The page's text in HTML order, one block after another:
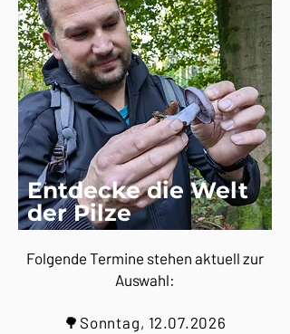
Entdecke die Welt
der Pilze
Folgende Termine stehen aktuell zur
Auswahl:
🌳Sonntag, 12.07.2026